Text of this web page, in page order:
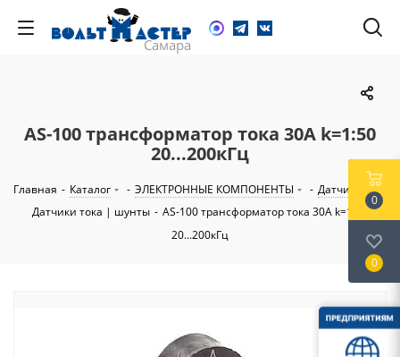
AS-100 трансформатор тока 30А k=1:50
20...200кГц
Главная - Каталог - ЭЛЕКТРОННЫЕ КОМПОНЕНТЫ - Датчики
-
Датчики тока | шунты - AS-100 трансформатор тока 30А k=1:50
20...200кГц
0
0